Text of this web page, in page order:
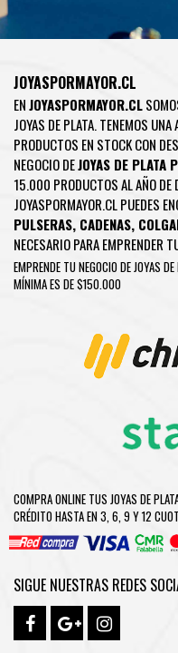
JOYASPORMAYOR.CL
ENJOYASPORMAYOR.CL
JOYAS DE PLATA. TENEMOS
PRODUCTOS EN STOCK CON
NEGOCIO DEJOYAS DE PLATA
15.000 PRODUCTOS AL AÑO DE
JOYASPORMAYOR.CL PUEDES
PULSERAS, CADENAS,
NECESARIO PARA EMPRENDER
EMPRENDE TU NEGOCIO DE JOYAS
MÍNIMA ES DE $150.000
COMPRA ONLINE TUS JOYAS DE
CRÉDITO HASTA EN 3, 6, 9 Y 12
SIGUE NUESTRAS REDES